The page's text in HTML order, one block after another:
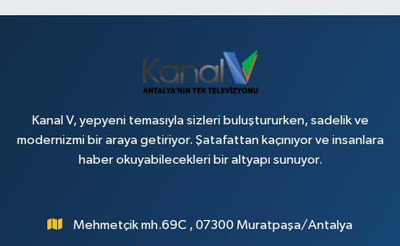
Kanal V, yepyeni temasıyla sizleri buluştururken, sadelik ve
modernizmi bir araya getiriyor. Şatafattan kaçınıyor ve insanlara
haber okuyabilecekleri bir altyapı sunuyor.
Mehmetçik mh.69C , 07300 Muratpaşa/Antalya